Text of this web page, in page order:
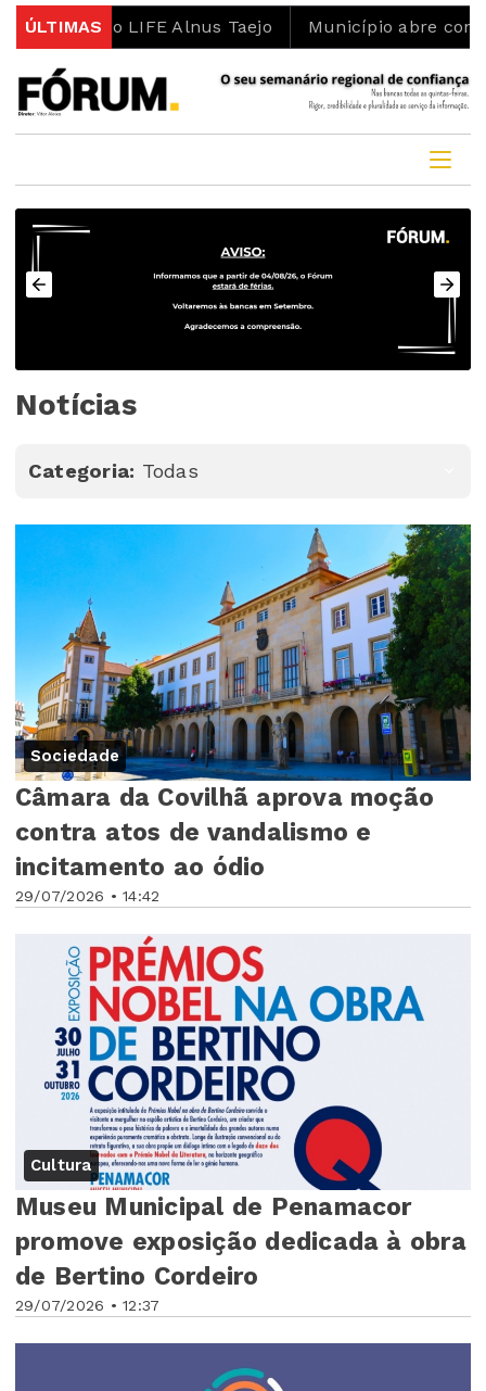
ÚLTIMAS
LIFE Alnus Taejo Município abre concurso para
Notícias
Categoria: Todas
Sociedade
29/07/2026 • 14:42
Câmara da Covilhã aprova moção
contra atos de vandalismo e
incitamento ao ódio
Cultura
29/07/2026 • 12:37
Museu Municipal de Penamacor
promove exposição dedicada à obra
de Bertino Cordeiro